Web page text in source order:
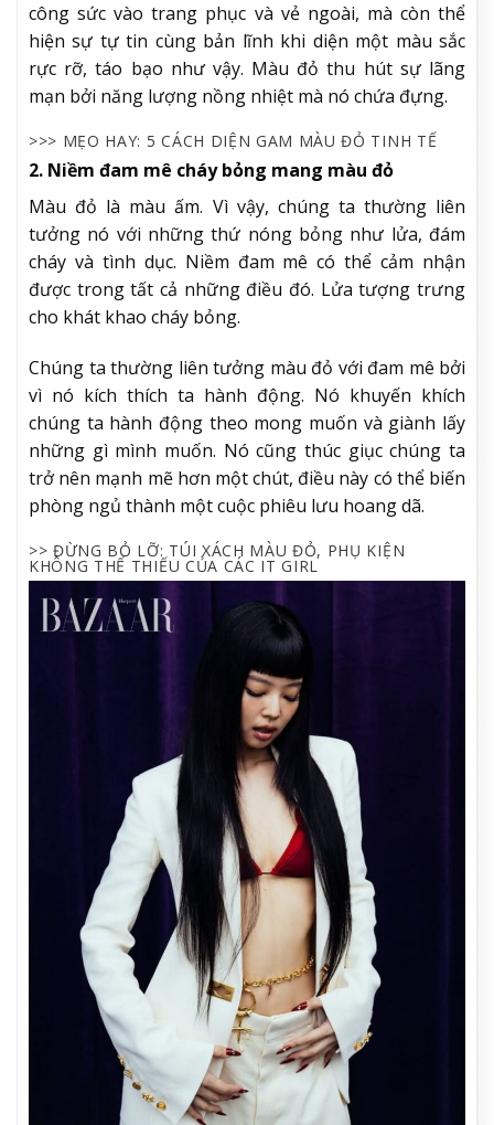
công sức vào trang phục và vẻ ngoài, mà còn thể
hiện sự tự tin cùng bản lĩnh khi diện một màu sắc
rực rỡ, táo bạo như vậy. Màu đỏ thu hút sự lãng
mạn bởi năng lượng nồng nhiệt mà nó chứa đựng.
>>> MẸO HAY: 5 CÁCH DIỆN GAM MÀU ĐỎ TINH TẾ
2. Niềm đam mê cháy bỏng mang màu đỏ
Màu đỏ là màu ấm. Vì vậy, chúng ta thường liên
tưởng nó với những thứ nóng bỏng như lửa, đám
cháy và tình dục. Niềm đam mê có thể cảm nhận
được trong tất cả những điều đó. Lửa tượng trưng
cho khát khao cháy bỏng.
Chúng ta thường liên tưởng màu đỏ với đam mê bởi
vì nó kích thích ta hành động. Nó khuyến khích
chúng ta hành động theo mong muốn và giành lấy
những gì mình muốn. Nó cũng thúc giục chúng ta
trở nên mạnh mẽ hơn một chút, điều này có thể biến
phòng ngủ thành một cuộc phiêu lưu hoang dã.
>> ĐỪNG BỎ LỠ: TÚI XÁCH MÀU ĐỎ, PHỤ KIỆN
KHÔNG THỂ THIẾU CỦA CÁC IT GIRL